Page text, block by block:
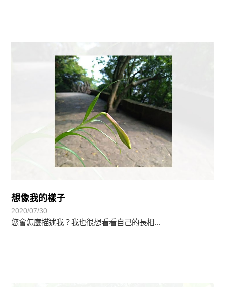
想像我的樣子
2020/07/30
您會怎麼描述我？我也很想看看自己的長相...